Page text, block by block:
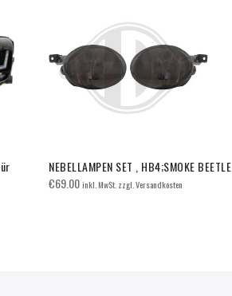
NEBELLAMPEN SET , HB4;SMOKE BEETLE
€69.00inkl. MwSt. zzgl. Versandkosten